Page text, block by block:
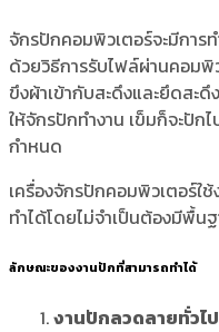
จักรปักคอมพิวเตอร์จะมีการ
ด้วยวิธีการรับไฟล์ผ่านคอม
ขึงผ้าเข้ากับสะดึงและยึดสะ
ให้จักรปักทำงาน เข็มก็จะปั
กำหนด
เครื่องจักรปักคอมพิวเตอร์ใ
ทำได้โดยไม่จำเป็นต้องมีพื้น
ลักษณะของงานปักที่สามารถทำได้
งานปักลวดลายทั่วไ